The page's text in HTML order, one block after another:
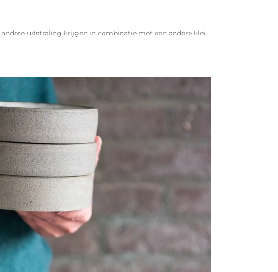
uitstraling krijgen in combinatie met een andere klei.